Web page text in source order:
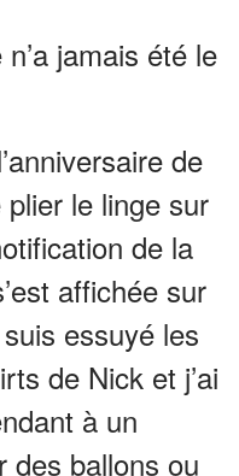
jamais été le
de
plier le linge sur
de la
affichée sur
essuyé les
de Nick et j’ai
à un
des ballons ou